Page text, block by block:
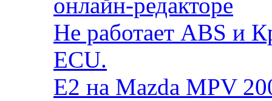
Не работает ABS и
ECU.
E2 на Mazda MPV